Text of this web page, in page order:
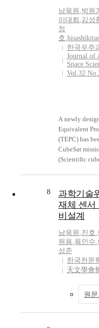
남욱원 ,박원
이대희 ,김성
정
호,
한국우주
Journal of
Space
Vol.32
A newly
Equivalent
(TEPC) has
CubeSat
(Scientific
space
performance
performed
experiments
Medical
(HIMAC),
cells can be
radiation
Gamma ray,
charged
of energies.
8
과학기술
재체 센서
비설계
남욱원 ,진호,
원용,육인수,
성준
한국천문
天文學會
원